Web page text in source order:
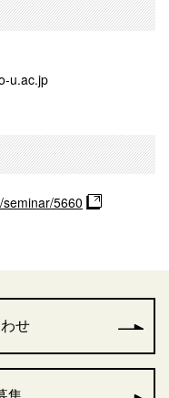
u.ac.jp
5660
せ